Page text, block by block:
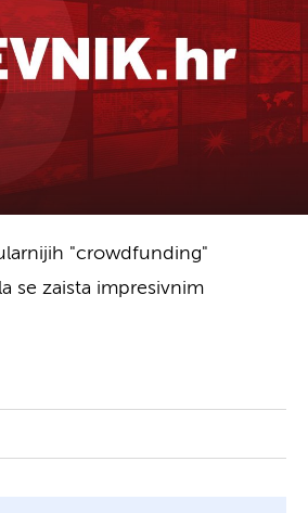
"crowdfunding"
se zaista impresivnim